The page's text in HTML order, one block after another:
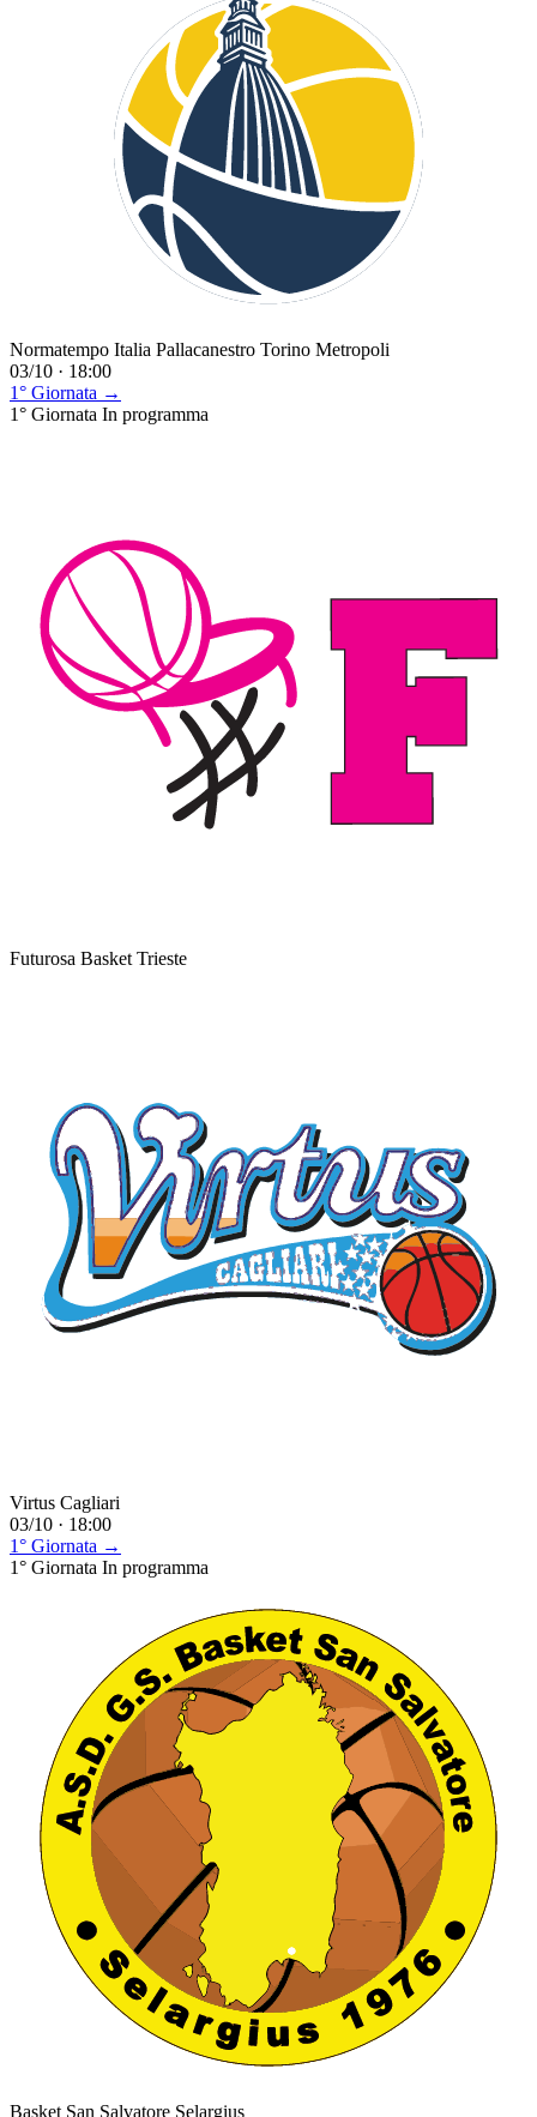
Normatempo Italia Pallacanestro Torino Metropoli
03/10 · 18:00
1° Giornata →
1° Giornata In programma
Futurosa Basket Trieste
Virtus Cagliari
03/10 · 18:00
1° Giornata →
1° Giornata In programma
Basket San Salvatore Selargius